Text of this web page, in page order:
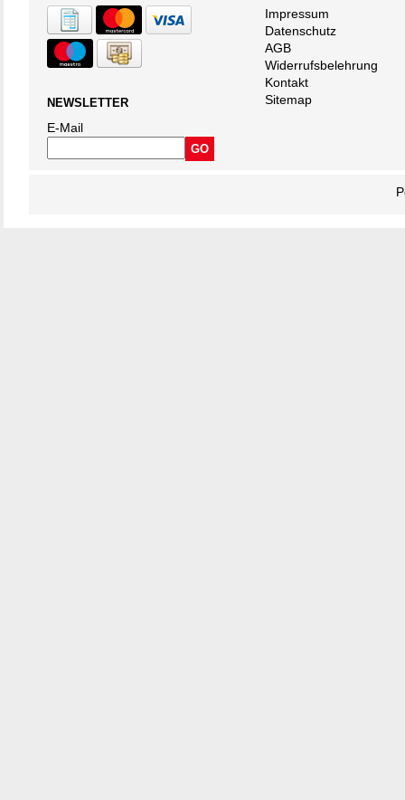
NEWSLETTER
E-Mail
Impressum
Datenschutz
AGB
Widerrufsbelehrung
Kontakt
Sitemap